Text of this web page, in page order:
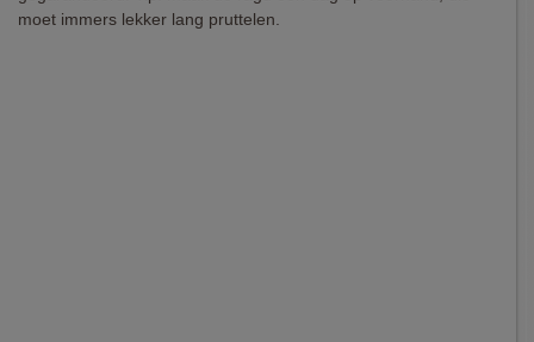
moet immers lekker lang pruttelen.